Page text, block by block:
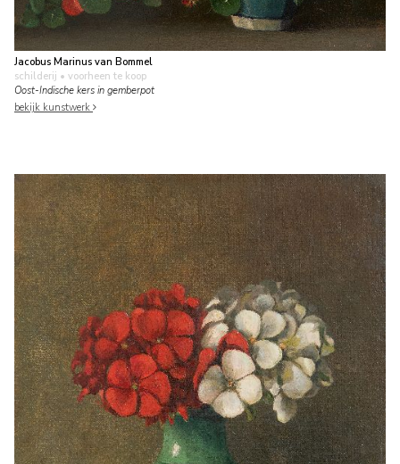
Jacobus Marinus van Bommel
schilderij • voorheen te koop
Oost-Indische kers in gemberpot
bekijk kunstwerk